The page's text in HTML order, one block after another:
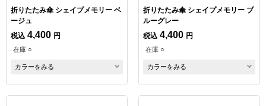
折りたたみ傘 シェイプメモリー ベ
ージュ
税込 4,400 円
在庫 ○
カラーをみる
折りたたみ傘 シェイプメモリー ブ
ルーグレー
税込 4,400 円
在庫 ○
カラーをみる